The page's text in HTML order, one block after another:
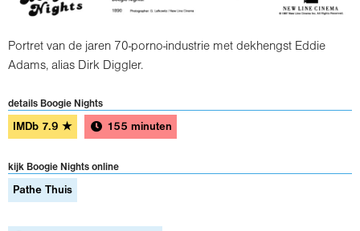
Portret van de jaren 70-porno-industrie met dekhengst Eddie
Adams, alias Dirk Diggler.
details Boogie Nights
IMDb 7.9 ★ 155 minuten
kijk Boogie Nights online
Pathe Thuis